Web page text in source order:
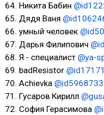
64. Никита Бабин
65. Дядя Ваня
66. умный человек
67. Дарья Филипович
68. Я - специалист @ya-
69. badResistor
70. Achievka @id5968733
71. Гусаров Кирилл
72. София Герасимова